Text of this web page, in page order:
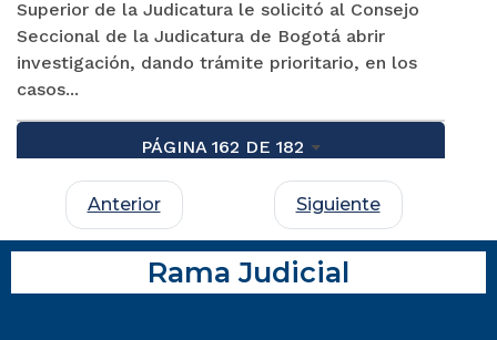
Superior de la Judicatura le solicitó al Consejo
Seccional de la Judicatura de Bogotá abrir
investigación, dando trámite prioritario, en los
casos...
PÁGINA 162 DE 182
Anterior Siguiente
Rama Judicial